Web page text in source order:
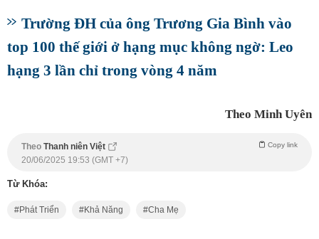
Trường ĐH của ông Trương Gia Bình vào
top 100 thế giới ở hạng mục không ngờ: Leo
hạng 3 lần chỉ trong vòng 4 năm
Theo Minh Uyên
Theo Thanh niên Việt Copy link
20/06/2025 19:53 (GMT +7)
Từ Khóa:
Phát Triển Khả Năng Cha Mẹ